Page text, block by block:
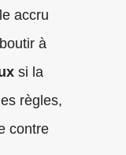
accru
à
si la
règles,
contre